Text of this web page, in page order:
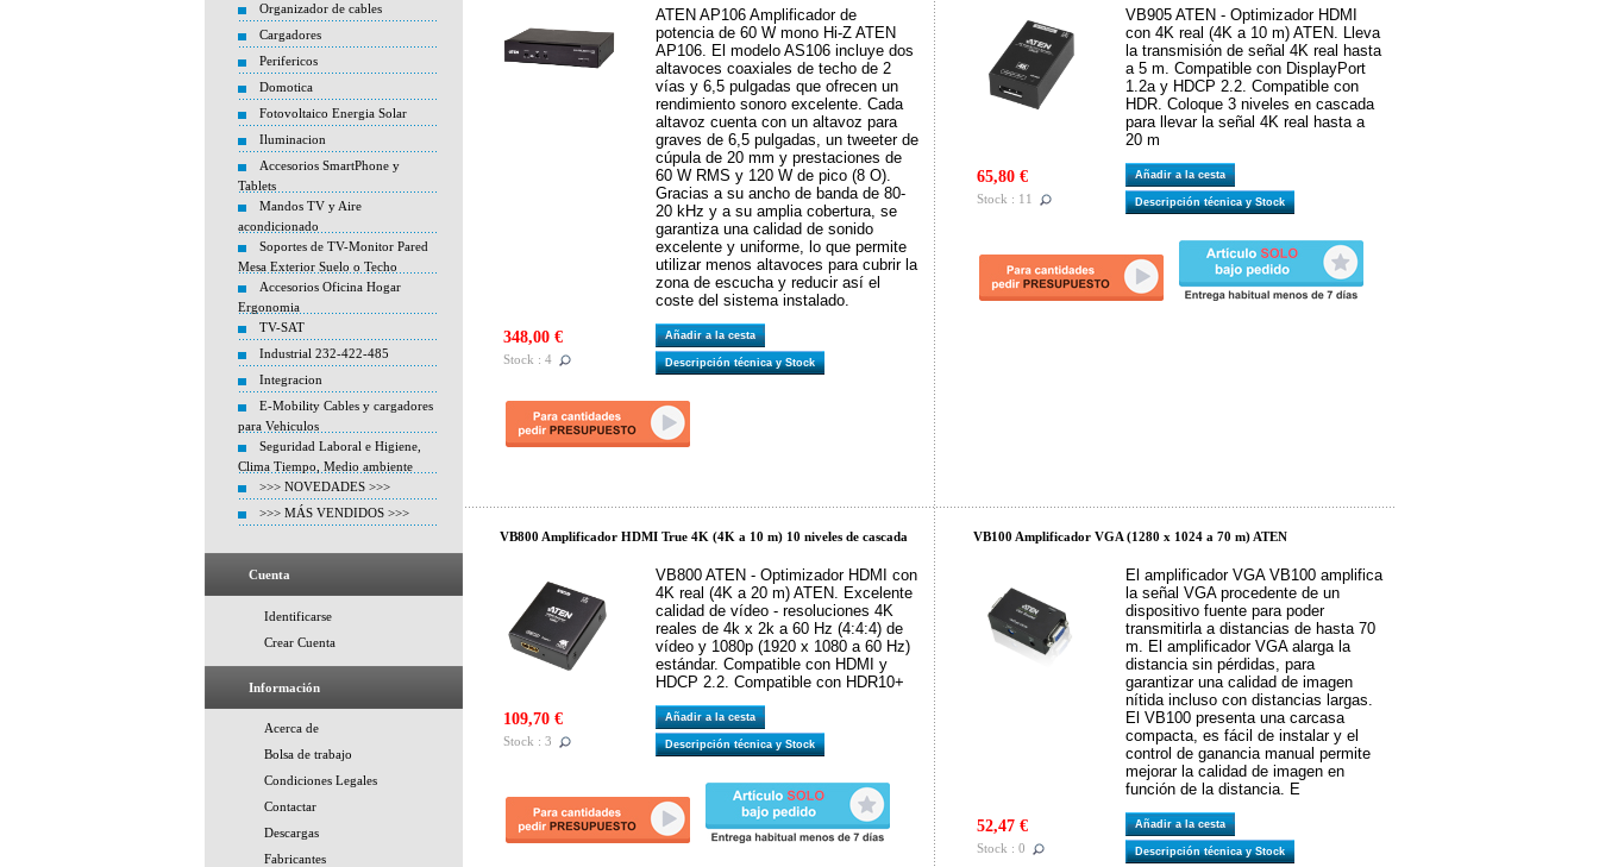
Organizador de cables
Cargadores
Perifericos
Domotica
Fotovoltaico Energia Solar
Iluminacion
Accesorios SmartPhone y
Tablets
Mandos TV y Aire
acondicionado
Soportes de TV-Monitor Pared
Mesa Exterior Suelo o Techo
Accesorios Oficina Hogar
Ergonomia
TV-SAT
Industrial 232-422-485
Integracion
E-Mobility Cables y cargadores
para Vehiculos
Seguridad Laboral e Higiene,
Clima Tiempo, Medio ambiente
>>> NOVEDADES >>>
>>> MÁS VENDIDOS >>>
Cuenta
Identificarse
Crear Cuenta
Información
Acerca de
Bolsa de trabajo
Condiciones Legales
Contactar
Descargas
Fabricantes
ATEN AP106 Amplificador de
potencia de 60 W mono Hi-Z ATEN
AP106. El modelo AS106 incluye dos
altavoces coaxiales de techo de 2
vías y 6,5 pulgadas que ofrecen un
rendimiento sonoro excelente. Cada
altavoz cuenta con un altavoz para
graves de 6,5 pulgadas, un tweeter de
cúpula de 20 mm y prestaciones de
60 W RMS y 120 W de pico (8 O).
Gracias a su ancho de banda de 80-
20 kHz y a su amplia cobertura, se
garantiza una calidad de sonido
excelente y uniforme, lo que permite
utilizar menos altavoces para cubrir la
zona de escucha y reducir así el
coste del sistema instalado.
348,00 €
Stock : 4
Añadir a la cesta
Descripción técnica y Stock
VB905 ATEN - Optimizador HDMI
con 4K real (4K a 10 m) ATEN. Lleva
la transmisión de señal 4K real hasta
a 5 m. Compatible con DisplayPort
1.2a y HDCP 2.2. Compatible con
HDR. Coloque 3 niveles en cascada
para llevar la señal 4K real hasta a
20 m
65,80 €
Stock : 11
Añadir a la cesta
Descripción técnica y Stock
VB800 Amplificador HDMI True 4K (4K a 10 m) 10 niveles de cascada
VB800 ATEN - Optimizador HDMI con
4K real (4K a 20 m) ATEN. Excelente
calidad de vídeo - resoluciones 4K
reales de 4k x 2k a 60 Hz (4:4:4) de
vídeo y 1080p (1920 x 1080 a 60 Hz)
estándar. Compatible con HDMI y
HDCP 2.2. Compatible con HDR10+
109,70 €
Stock : 3
Añadir a la cesta
Descripción técnica y Stock
VB100 Amplificador VGA (1280 x 1024 a 70 m) ATEN
El amplificador VGA VB100 amplifica
la señal VGA procedente de un
dispositivo fuente para poder
transmitirla a distancias de hasta 70
m. El amplificador VGA alarga la
distancia sin pérdidas, para
garantizar una calidad de imagen
nítida incluso con distancias largas.
El VB100 presenta una carcasa
compacta, es fácil de instalar y el
control de ganancia manual permite
mejorar la calidad de imagen en
función de la distancia. E
52,47 €
Stock : 0
Añadir a la cesta
Descripción técnica y Stock